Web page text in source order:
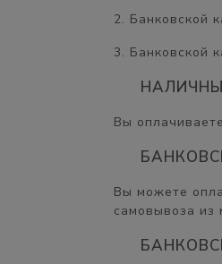
2. Банковской
3. Банковской
Вы
Вы можете
самовывоза из